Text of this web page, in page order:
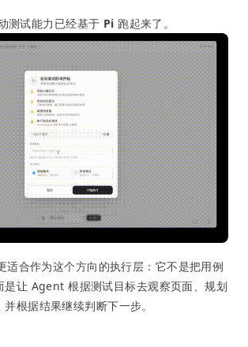
测试能力已经基于 Pi 跑起来了。
适合作为这个方向的执行层：它不是把用例
是让 Agent 根据测试目标去观察页面、规划
根据结果继续判断下一步。